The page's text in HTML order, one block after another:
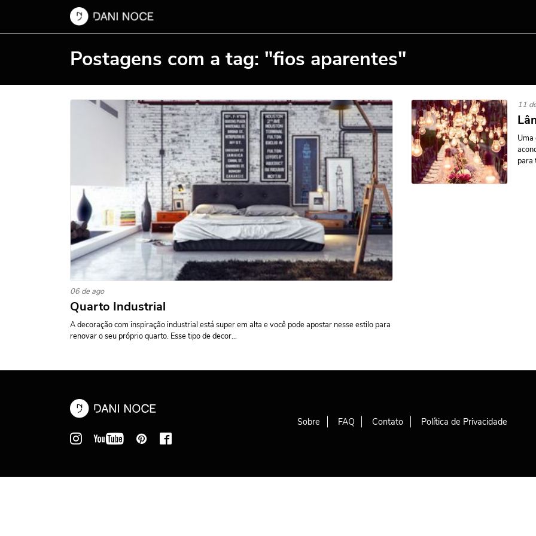
Postagens com a tag: "fios aparentes"
06 de ago
Quarto Industrial
A decoração com inspiração industrial está super em alta e você pode apostar nesse estilo para
renovar o seu próprio quarto. Esse tipo de decor...
11
Uma
para
Sobre FAQ Contato Política de Privacidade